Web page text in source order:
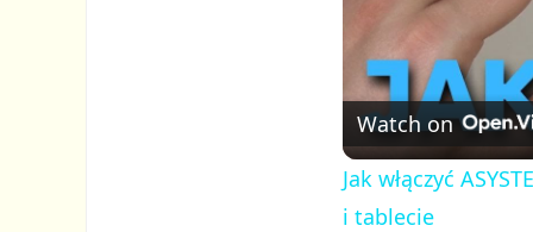
Watch on
Jak włączyć
i tablecie